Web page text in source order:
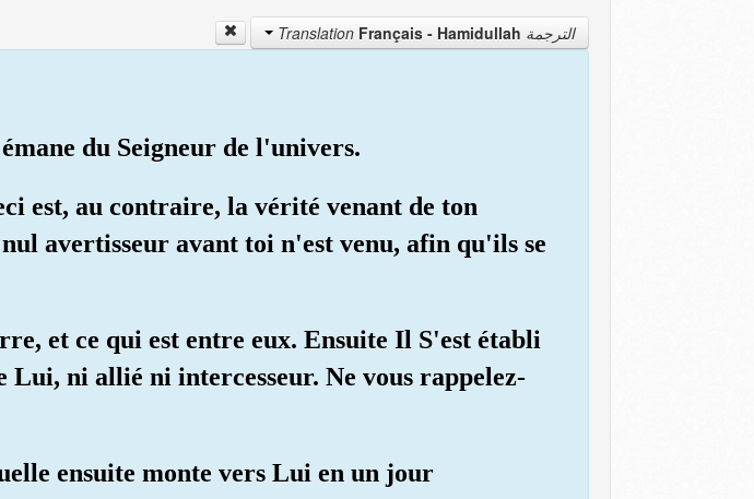
الترجمة Translation Français - Hamidullah
du Seigneur de l'univers.
est, au contraire, la vérité venant de ton
avertisseur avant toi n'est venu, afin qu'ils se
et ce qui est entre eux. Ensuite Il S'est établi
Lui, ni allié ni intercesseur. Ne vous rappelez-
ensuite monte vers Lui en un jour